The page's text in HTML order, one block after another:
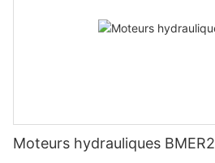
Moteurs hydrauliques BMER2